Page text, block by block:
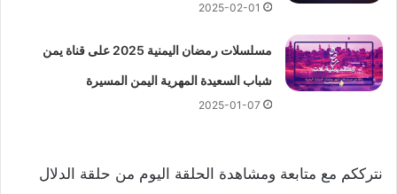
2025-02-01
مسلسلات رمضان اليمنية 2025 على قناة يمن
شباب السعيدة المهرية اليمن المسيرة
2025-01-07
نترككم مع متابعة ومشاهدة الحلقة اليوم من حلقة الدلال